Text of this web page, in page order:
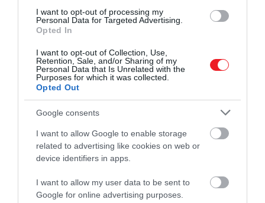
I want to opt-out of processing my
Personal Data for Targeted Advertising.
Opted In
I want to opt-out of Collection, Use,
Retention, Sale, and/or Sharing of my
Personal Data that Is Unrelated with the
Purposes for which it was collected.
Opted Out
Google consents
I want to allow Google to enable storage
related to advertising like cookies on web or
device identifiers in apps.
I want to allow my user data to be sent to
Google for online advertising purposes.
Még mindig sok mindent nem tudunk a MEcPP
molekuláról és annak működéséről, de a
mechanizmus működésének megértése segíthet a
tudósoknak abban, hogy saját hasznukra fordítsák:
olyan növényeket termeljenek, amelyek jobban
megbirkóznak a stresszel és a törzsekkel. Tudjuk,
hogy a növények, csakúgy, mint az állatok, egyre
világ miatt, és nem világos, hogy hány faj lesz képes
túlélni, ha az átlaghőmérséklet tovább emelkedik.
Ahogy a kutatók rámutatnak, a tanulmányban
vizsgált stresszhatások - a nagy melegre, az állandó
napfényre és a vízhiányra adott reakciók - mind-